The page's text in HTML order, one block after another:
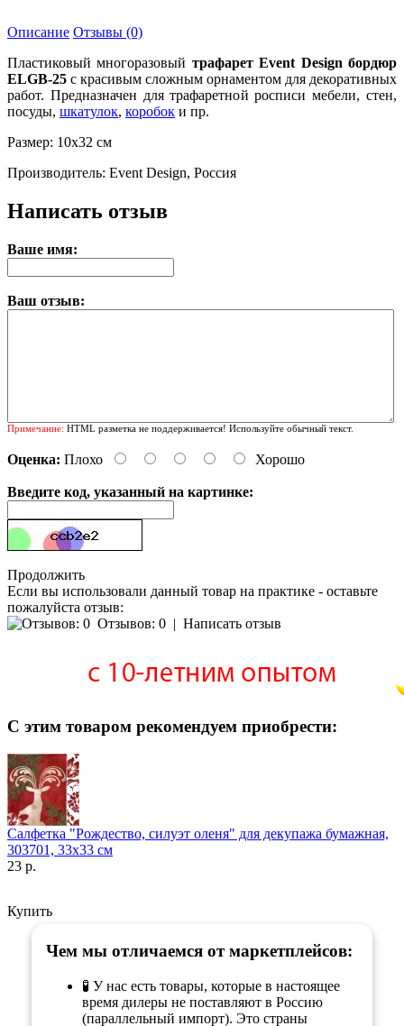
Описание Отзывы (0)
Пластиковый многоразовый трафарет Event Design бордюр
ELGB-25 с красивым сложным орнаментом для декоративных
работ. Предназначен для трафаретной росписи мебели, стен,
посуды, шкатулок, коробок и пр.
Размер: 10х32 см
Производитель: Event Design, Россия
Написать отзыв
Ваше имя:
Ваш отзыв:
Примечание: HTML разметка не поддерживается! Используйте обычный текст.
Оценка: Плохо Хорошо
Введите код, указанный на картинке:
Продолжить
Если вы использовали данный товар на практике - оставьте
пожалуйста отзыв:
Отзывов: 0 | Написать отзыв
С этим товаром рекомендуем приобрести:
Салфетка "Рождество, силуэт оленя" для декупажа бумажная,
303701, 33х33 см
23 р.
Купить
Чем мы отличаемся от маркетплейсов:
🧪 У нас есть товары, которые в настоящее
время дилеры не поставляют в Россию
(параллельный импорт). Это страны